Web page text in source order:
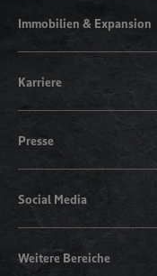
Immobilien & Expansion
Karriere
Presse
Social Media
Weitere Bereiche